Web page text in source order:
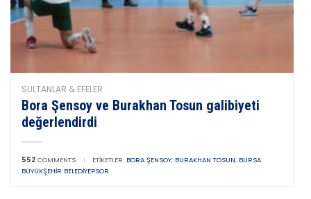
SULTANLAR & EFELER
Bora Şensoy ve Burakhan Tosun galibiyeti
değerlendirdi
552 COMMENTS | ETIKETLER: BORA ŞENSOY, BURAKHAN TOSUN, BURSA
BÜYÜKŞEHIR BELEDIYEPSOR